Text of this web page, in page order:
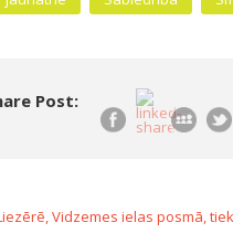
Post:
Vidzemes ielas posmā,